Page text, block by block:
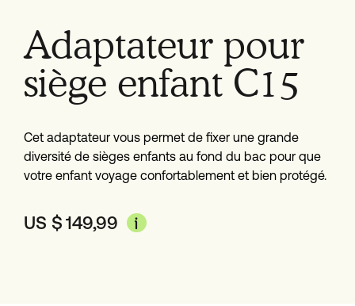
Adaptateur pour
siège enfant C15
Cet adaptateur vous permet de fixer une grande
diversité de sièges enfants au fond du bac pour que
votre enfant voyage confortablement et bien protégé.
US $149,99